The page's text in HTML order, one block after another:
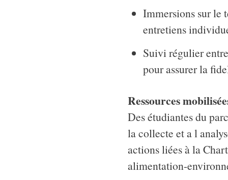
Immersions sur le
entretiens
Suivi régulier
pour assurer la
Ressources
Des étudiantes du
la collecte et a l
actions liées à la
alimentation-